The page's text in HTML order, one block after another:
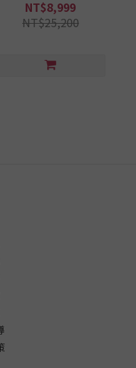
淳Atsushi®
NT$8,999
NT$25,200